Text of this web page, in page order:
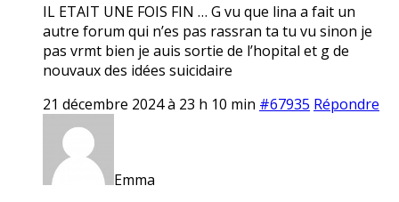
IL ETAIT UNE FOIS FIN … G vu que lina a fait un
autre forum qui n’es pas rassran ta tu vu sinon je
pas vrmt bien je auis sortie de l’hopital et g de
nouvaux des idées suicidaire
21 décembre 2024 à 23 h 10 min #67935 Répondre
Emma